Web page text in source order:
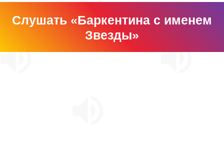
Слушать «Баркентина с именем
Звезды»